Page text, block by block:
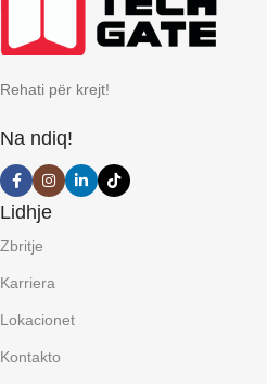
Rehati për krejt!
Na ndiq!
Lidhje
Zbritje
Karriera
Lokacionet
Kontakto